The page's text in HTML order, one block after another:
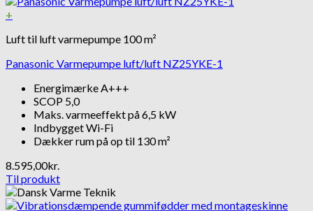
+
Luft til luft varmepumpe 100 m²
Panasonic Varmepumpe luft/luft NZ25YKE-1
Energimærke A+++
SCOP 5,0
Maks. varmeeffekt på 6,5 kW
Indbygget Wi-Fi
Dækker rum på op til 130 m²
8.595,00kr.
Til produkt